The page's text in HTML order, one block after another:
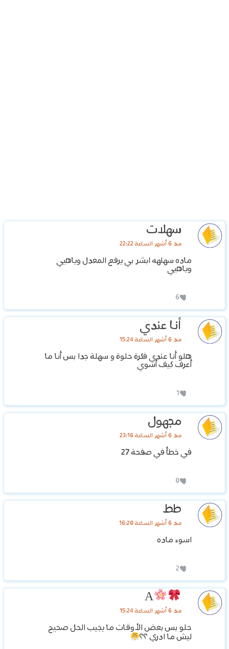
سهلات
منذ 6 أشهر الساعة 22:22
ماده سهلهه ابشر بي يرفع المعدل وياهيي
وياهيي
6
أنا عندي
منذ 6 أشهر الساعة 15:24
هلو أنا عندي فكرة حلوة و سهلة جدا بس أنا ما
أعرف كيف أسوي
1
مجهول
منذ 6 أشهر الساعة 23:16
في خطأ في صفحة 27
0
طط
منذ 6 أشهر الساعة 16:20
اسوء ماده
2
A
منذ 6 أشهر الساعة 15:24
حلو بس بعض الأوقات ما يجيب الحل صحيح
ليش ما ادري ؟؟